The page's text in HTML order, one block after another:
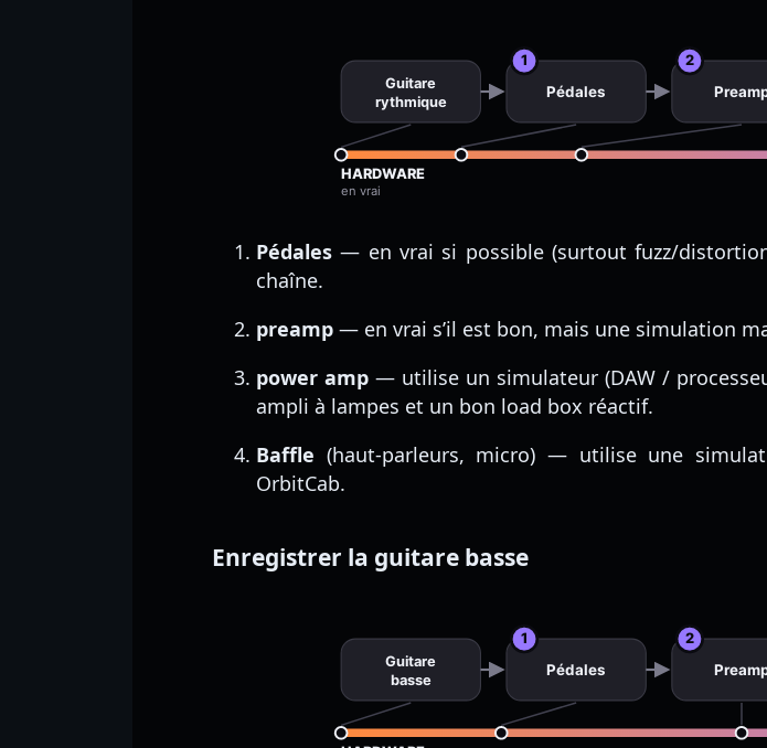
Guitare
rythmique
Pédales
1 2
HARDWARE
en vrai
Pédales — en vrai si possible (surtout fuzz/
chaîne.
preamp — en vrai s’il est bon, mais une simulation
power amp— utilise un simulateur (DAW /
ampli à lampes et un bon load box réactif.
Baffle (haut-parleurs, micro) — utilise une
OrbitCab.
Enregistrer la guitare basse
Guitare
basse
Pédales
1 2